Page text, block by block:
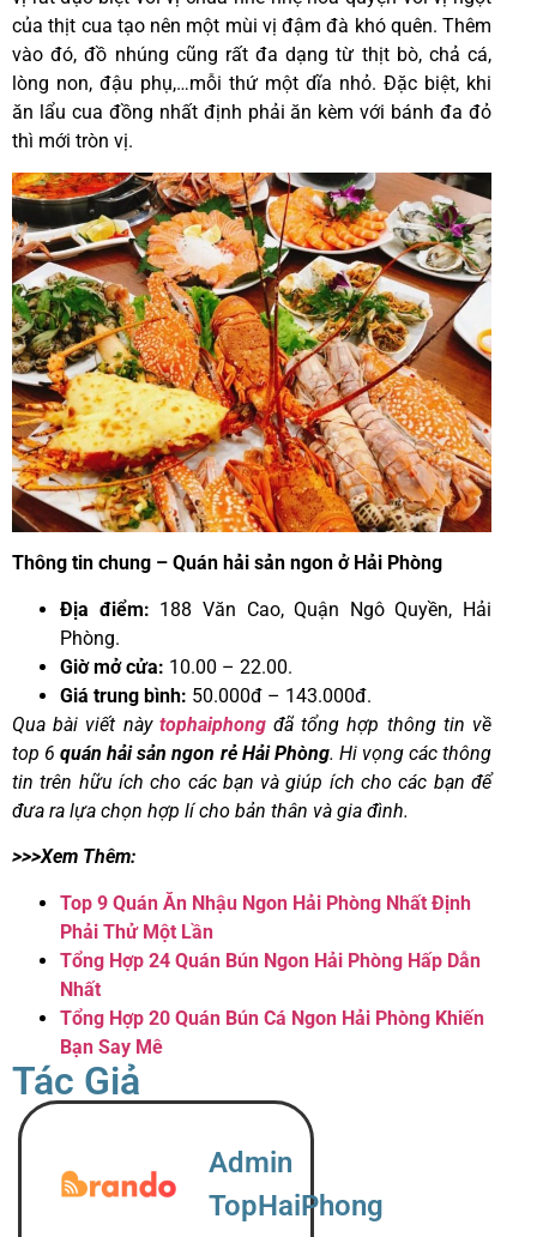
của thịt cua tạo nên một mùi vị đậm đà khó quên. Thêm
vào đó, đồ nhúng cũng rất đa dạng từ thịt bò, chả cá,
lòng non, đậu phụ,…mỗi thứ một dĩa nhỏ. Đặc biệt, khi
ăn lẩu cua đồng nhất định phải ăn kèm với bánh đa đỏ
thì mới tròn vị.
Thông tin chung – Quán hải sản ngon ở Hải Phòng
Địa điểm: 188 Văn Cao, Quận Ngô Quyền, Hải
Phòng.
Giờ mở cửa: 10.00 – 22.00.
Giá trung bình: 50.000đ – 143.000đ.
Qua bài viết nàytophaiphongđã tổng hợp thông tin về
top 6quán hải sản ngon rẻ Hải Phòng. Hi vọng các thông
tin trên hữu ích cho các bạn và giúp ích cho các bạn để
đưa ra lựa chọn hợp lí cho bản thân và gia đình.
>>>Xem Thêm:
Top 9 Quán Ăn Nhậu Ngon Hải Phòng Nhất Định
Phải Thử Một Lần
Tổng Hợp 24 Quán Bún Ngon Hải Phòng Hấp Dẫn
Nhất
Tổng Hợp 20 Quán Bún Cá Ngon Hải Phòng Khiến
Bạn Say Mê
Tác Giả
Admin
TopHaiPhong